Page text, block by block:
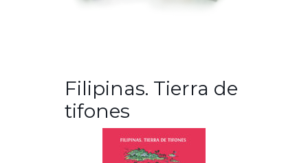
Filipinas. Tierra de
tifones